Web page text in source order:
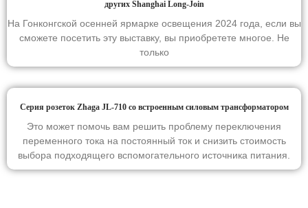
других Shanghai Long-Join
На Гонконгской осенней ярмарке освещения 2024 года, если вы
сможете посетить эту выставку, вы приобретете многое. Не
только
Серия розеток Zhaga JL-710 со встроенным силовым трансформатором
Это может помочь вам решить проблему переключения
переменного тока на постоянный ток и снизить стоимость
выбора подходящего вспомогательного источника питания.